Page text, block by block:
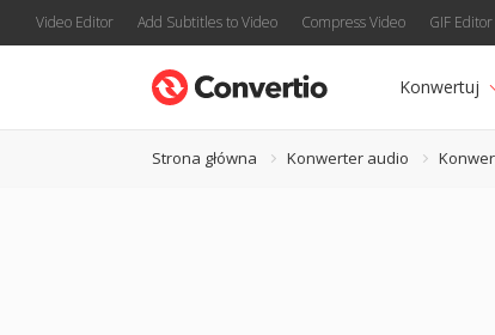
Video Editor Add Subtitles to Video Compress Video GIF Editor
Konwertuj
Strona główna Konwerter audio